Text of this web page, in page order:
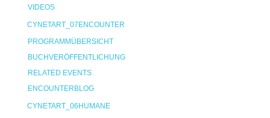
VIDEOS
CYNETART_07ENCOUNTER
PROGRAMMÜBERSICHT
BUCHVERÖFFENTLICHUNG
RELATED EVENTS
ENCOUNTERBLOG
CYNETART_06HUMANE